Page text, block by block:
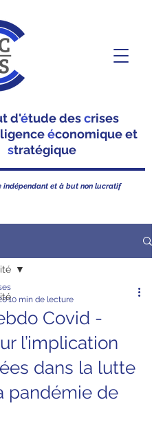
d'étude descrises
économique et
stratégique
indépendant et à but non lucratif
Covid -
l’implication
dans la lutte
pandémie de
10 min de lecture